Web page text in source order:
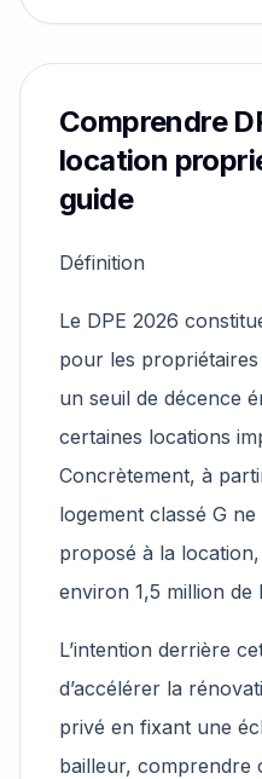
Comprendre
location
guide
Définition
Le DPE 2026
pour les
un seuil de décence
certaines locations
Concrètement, à
logement classé G
proposé à la
environ 1,5 million de
L’intention derrière
d’accélérer la
privé en fixant une
bailleur, comprendre